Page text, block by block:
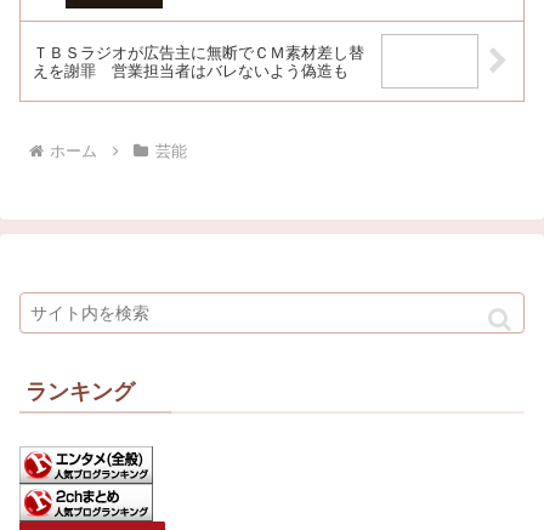
ＴＢＳラジオが広告主に無断でＣＭ素材差し替
えを謝罪 営業担当者はバレないよう偽造も
ホーム 芸能
ランキング